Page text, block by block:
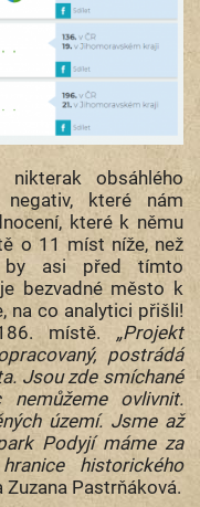
obsáhlého
které nám
které k němu
o 11 míst níže, než
by asi před tímto
bezvadné město k
na co analytici přišli!
místě. „Projekt
postrádá
Jsou zde smíchané
ovlivnit.
území. Jsme až
Podyjí máme za
historického
Pastrňáková.